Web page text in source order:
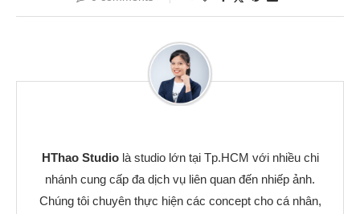
HThao Studiolà studio lớn tại Tp.HCM với nhiều chi
nhánh cung cấp đa dịch vụ liên quan đến nhiếp ảnh.
Chúng tôi chuyên thực hiện các concept cho cá nhân,